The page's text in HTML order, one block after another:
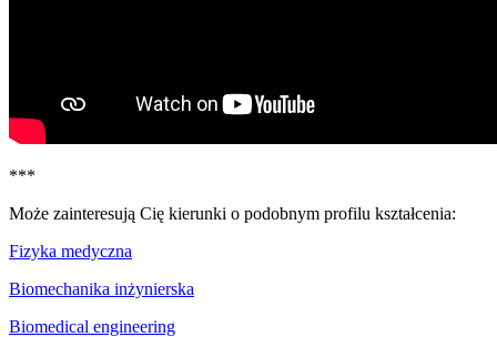
***
Może zainteresują Cię kierunki o podobnym profilu kształcenia:
Fizyka medyczna
Biomechanika inżynierska
Biomedical engineering